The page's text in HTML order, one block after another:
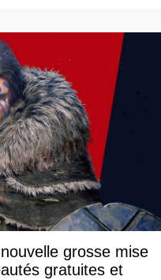
grosse mise
gratuites et